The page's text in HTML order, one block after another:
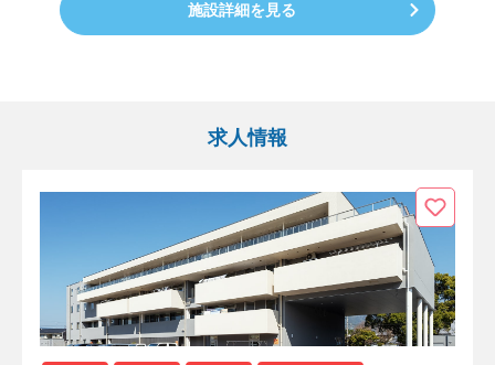
施設詳細を見る
求人情報